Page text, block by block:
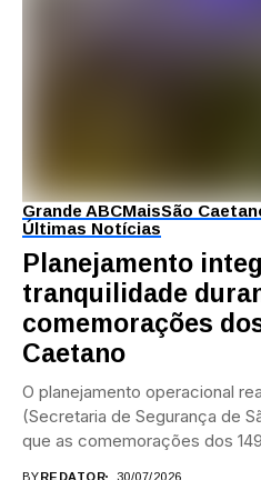
Grande ABCMaisSão
Últimas Notícias
Planejamento
tranquilidade
comemorações
Caetano
O planejamento operacional
(Secretaria de Segurança de
que as comemorações dos
BYREDATOR 30/07/2026